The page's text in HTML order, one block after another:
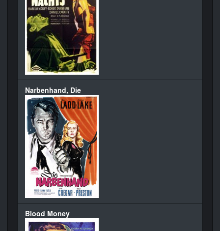
Narbenhand, Die
Blood Money